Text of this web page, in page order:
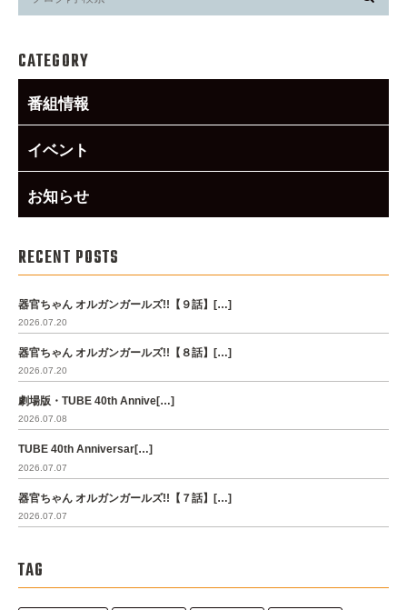
CATEGORY
番組情報
イベント
お知らせ
RECENT POSTS
器官ちゃん オルガンガールズ!!【９話】[…]
2026.07.20
器官ちゃん オルガンガールズ!!【８話】[…]
2026.07.20
劇場版・TUBE 40th Annive[…]
2026.07.08
TUBE 40th Anniversar[…]
2026.07.07
器官ちゃん オルガンガールズ!!【７話】[…]
2026.07.07
TAG